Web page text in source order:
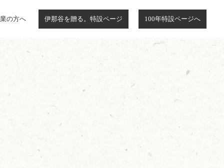
の方へ 伊那谷を贈る。特設ページ 100年特設ページへ